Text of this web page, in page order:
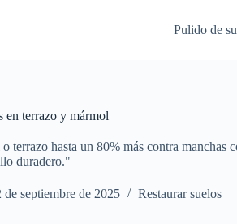
Pulido de
en terrazo y mármol
terrazo hasta un 80% más contra manchas
duradero."
de septiembre de 2025 Restaurar suelos